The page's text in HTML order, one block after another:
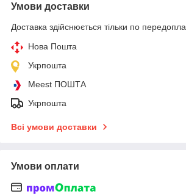
Умови доставки
Доставка здійснюється тільки по
Нова Пошта
Укрпошта
Meest ПОШТА
Укрпошта
Всі умови доставки
Умови оплати